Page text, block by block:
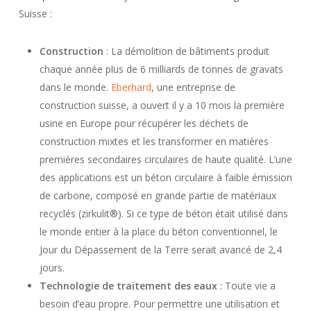
Suisse :
Construction : La démolition de bâtiments produit
chaque année plus de 6 milliards de tonnes de gravats
dans le monde. Eberhard, une entreprise de
construction suisse, a ouvert il y a 10 mois la première
usine en Europe pour récupérer les déchets de
construction mixtes et les transformer en matières
premières secondaires circulaires de haute qualité. L’une
des applications est un béton circulaire à faible émission
de carbone, composé en grande partie de matériaux
recyclés (zirkulit®). Si ce type de béton était utilisé dans
le monde entier à la place du béton conventionnel, le
Jour du Dépassement de la Terre serait avancé de 2,4
jours.
Technologie de traitement des eaux: Toute vie a
besoin d’eau propre. Pour permettre une utilisation et